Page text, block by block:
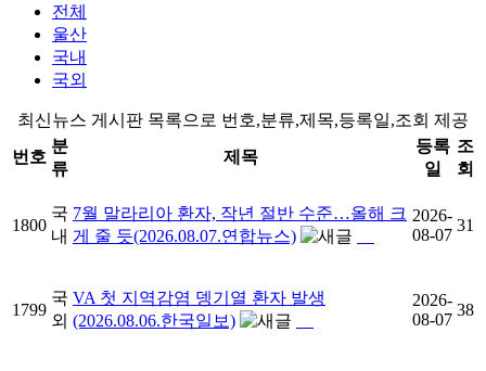
전체
울산
국내
국외
최신뉴스 게시판 목록으로 번호,분류,제목,등록일,조회 제공
번호
분
류
제목
등록
일
조
회
1800
국
내
7월 말라리아 환자, 작년 절반 수준…올해 크
게 줄 듯(2026.08.07.연합뉴스)
2026-
08-07
31
1799
국
외
VA 첫 지역감염 뎅기열 환자 발생
(2026.08.06.한국일보)
2026-
08-07
38